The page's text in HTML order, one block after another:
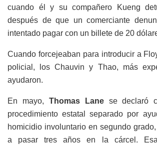
cuando él y su compañero Kueng
después de que un comerciante
intentado pagar con un billete de 20
Cuando forcejeaban para introducir a
policial, los Chauvin y Thao, más
ayudaron.
En mayo, Thomas Lanese declaró
procedimiento estatal separado por
homicidio involuntario en segundo
a pasar tres años en la cárcel.